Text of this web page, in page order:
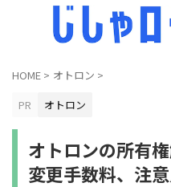
HOME > オトロン >
PR
オトロン
オトロンの所有
変更手数料、注